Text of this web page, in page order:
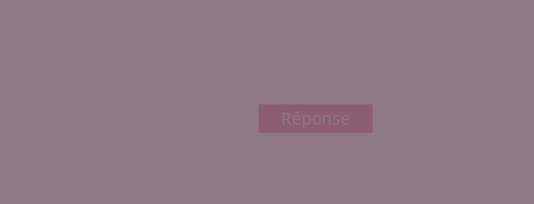
Réponse